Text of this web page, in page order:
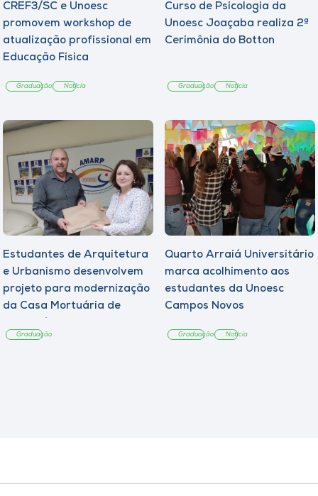
CREF3/SC e Unoesc
promovem workshop de
atualização profissional em
Educação Física
Graduação Notícia
Curso de Psicologia da
Unoesc Joaçaba realiza 2ª
Cerimônia do Botton
Graduação Notícia
Estudantes de Arquitetura
e Urbanismo desenvolvem
projeto para modernização
da Casa Mortuária de
Graduação
Quarto Arraiá Universitário
marca acolhimento aos
estudantes da Unoesc
Campos Novos
Graduação Notícia